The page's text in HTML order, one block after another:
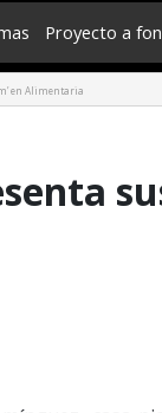
Proyecto a
en Alimentaria